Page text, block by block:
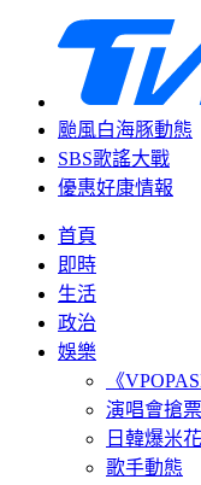
颱風白海豚動態
SBS歌謠大戰
優惠好康情報
首頁
即時
生活
政治
娛樂
《
演唱會搶
日韓爆米花
歌手動態